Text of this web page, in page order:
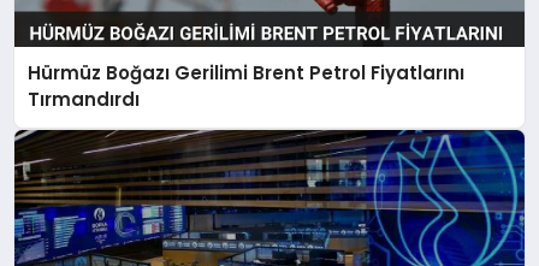
Hürmüz Boğazı Gerilimi Brent Petrol Fiyatlarını
Tırmandırdı